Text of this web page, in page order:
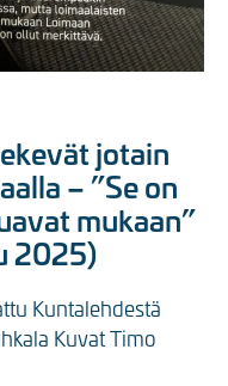
jotain
– ”Se on
mukaan”
2025)
Kuntalehdestä
Kuvat Timo